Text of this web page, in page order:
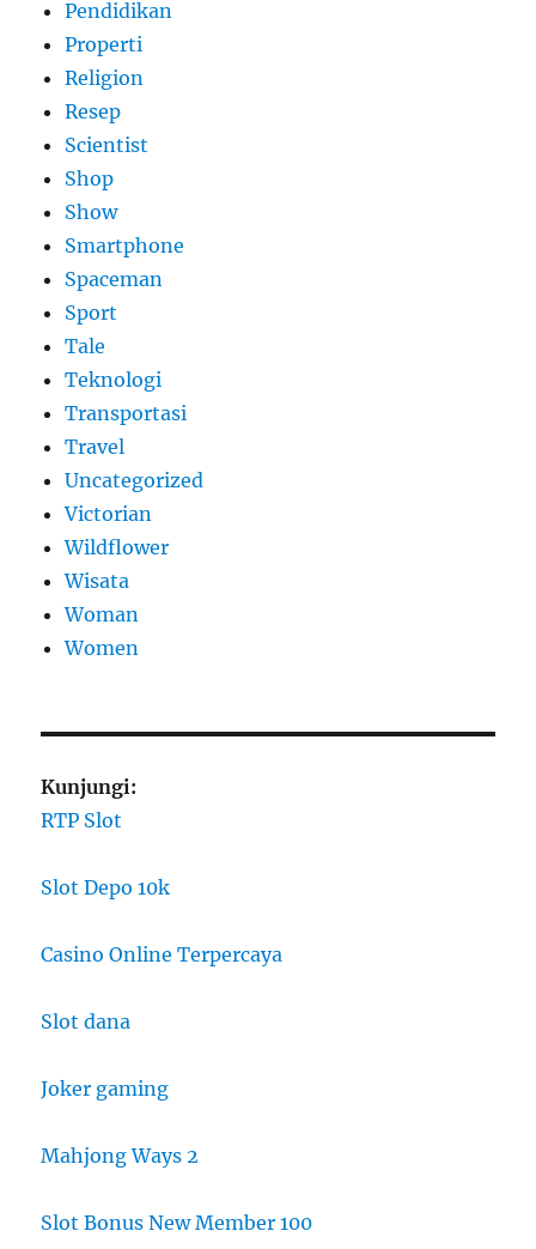
Pendidikan
Properti
Religion
Resep
Scientist
Shop
Show
Smartphone
Spaceman
Sport
Tale
Teknologi
Transportasi
Travel
Uncategorized
Victorian
Wildflower
Wisata
Woman
Women
Kunjungi:
RTP Slot
Slot Depo 10k
Casino Online Terpercaya
Slot dana
Joker gaming
Mahjong Ways 2
Slot Bonus New Member 100